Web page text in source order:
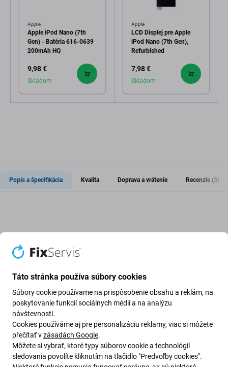
Apple
Apple iPod Nano (7th
Gen) - Batéria 616-0639
200mAh HQ
9,98 €
Skladom
Apple
LCD Displej pre Apple
iPod Nano (7th Gen),
Refurbished
7,98 €
Skladom
Popis a špecifikácia Kvalita Doprava a vrátenie Recenzie (3)
nafúkla alebo stratila kapacitu, je potrebné ju vymeniť.
Kedy je potrebné vymeniť batériu?
batéria je nafúknutá
zariadenie sa rýchlo vybíja
zariadenie sa prehrieva
Táto stránka používa súbory cookies
Súbory cookie používame na prispôsobenie obsahu a reklám, na
poskytovanie funkcií sociálnych médií a na analýzu
návštevnosti.
Cookies používáme aj pre personalizáciu reklamy, viac si môžete
přečítať vzásadách Google.
Môžete si vybrať, ktoré typy súborov cookie a technológií
sledovania povolíte kliknutím na tlačidlo "Predvoľby cookies".